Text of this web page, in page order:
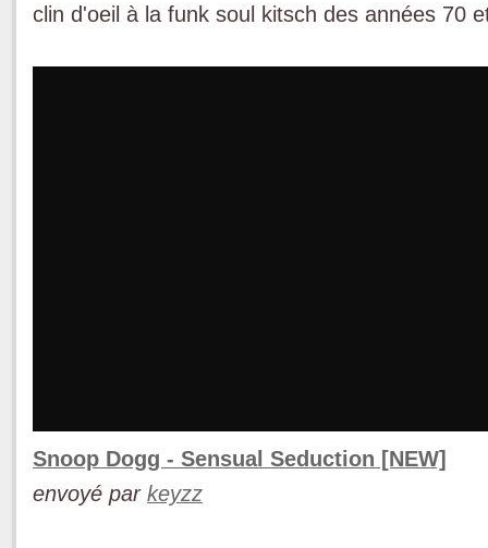
clin d'oeil à la funk soul kitsch des années 70
Snoop Dogg - Sensual Seduction [NEW]
envoyé par keyzz